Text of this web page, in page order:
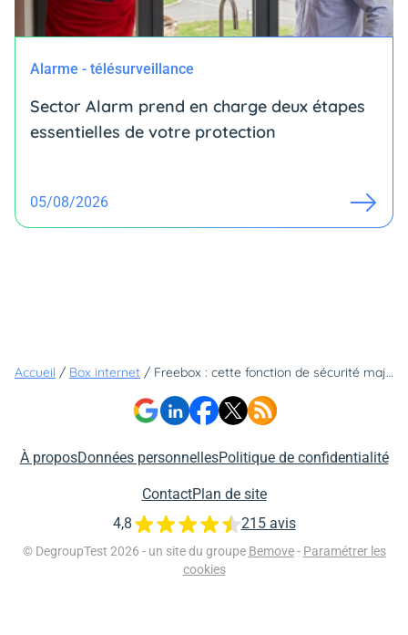
Alarme - télésurveillance
Sector Alarm prend en charge deux étapes
essentielles de votre protection
05/08/2026
Accueil / Box internet / Freebox : cette fonction de sécurité majeure que les abonnés oublient d'activer
À proposDonnées personnellesPolitique de confidentialité
ContactPlan de site
© DegroupTest 2026 - un site du groupe Bemove - Paramétrer les
cookies
4,8 215 avis